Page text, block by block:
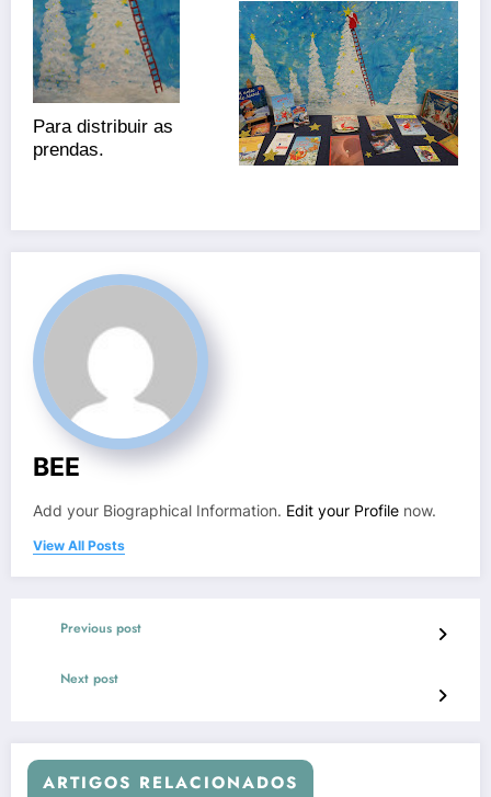
Para distribuir as
prendas.
BEE
Add your Biographical Information. Edit your Profile now.
View All Posts
Previous post
Next post
ARTIGOS RELACIONADOS